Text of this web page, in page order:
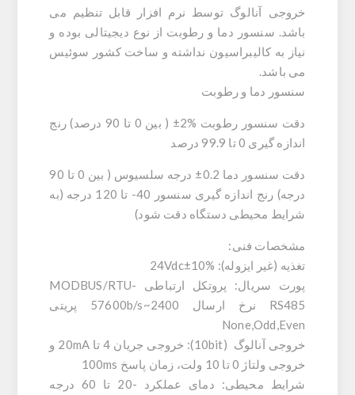
خروجی آنالوگ توسط نرم افزار قابل تنظیم می
باشد. سنسور دما و رطوبت از نوع دیجیتالی بوده و
نیاز به کالیبراسیون نداشته و ساخت کشور سوئیس
می باشد.
سنسور دما و رطوبت
دقت سنسور رطوبت %2± ( بین 0 تا 90 درصد) رنج
اندازه گیری 0 تا 99.9 درصد
دقت سنسور دما 0.2± درجه سلسیوس ( بین 0 تا 90
درجه) رنج اندازه گیری سنسور 40- تا 120 درجه (به
شرایط محیطی دستگاه دقت شود)
مشخصات فنی:
تغذیه (غیر ایزوله): 24Vdc±10%
پورت سریال: پروتکل ارتباطی MODBUS/RTU-
RS485 نرخ ارسال 2400~57600b/s پریتی
None,Odd,Even
خروجی آنالوگ (10bit): خروجی جریان 4 تا 20mA و
خروجی ولتاژ 0 تا 10 ولت، زمان پاسخ 100ms
شرایط محیطی: دمای عملکرد -20 تا 60 درجه